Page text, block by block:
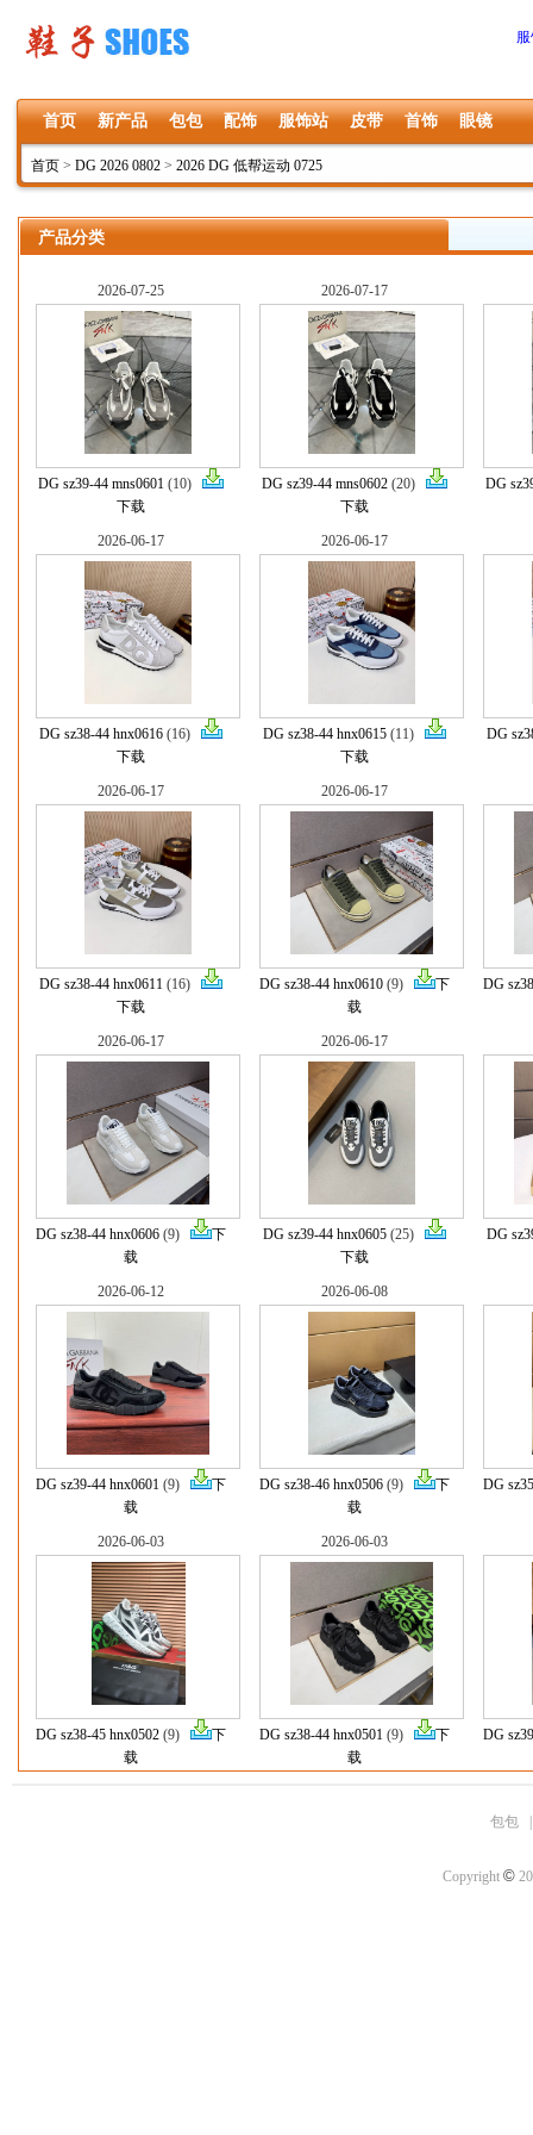
首页 新产品 包包 配饰 服饰站 皮带 首饰 眼镜
首页 > DG 2026 0802 > 2026 DG 低帮运动 0725
产品分类
2026-07-25
DG sz39-44 mns0601 (10)
下载
2026-07-17
DG sz39-44 mns0602 (20)
下载
DG
2026-06-17
DG sz38-44 hnx0616 (16)
下载
2026-06-17
DG sz38-44 hnx0615 (11)
下载
DG
2026-06-17
DG sz38-44 hnx0611 (16)
下载
2026-06-17
DG sz38-44 hnx0610 (9)
下
载
DG
2026-06-17
DG sz38-44 hnx0606 (9)
下
载
2026-06-17
DG sz39-44 hnx0605 (25)
下载
DG
2026-06-12
DG sz39-44 hnx0601 (9)
下
载
2026-06-08
DG sz38-46 hnx0506 (9)
下
载
DG
2026-06-03
DG sz38-45 hnx0502 (9)
下
载
2026-06-03
DG sz38-44 hnx0501 (9)
下
载
DG
包包
Copyright ©